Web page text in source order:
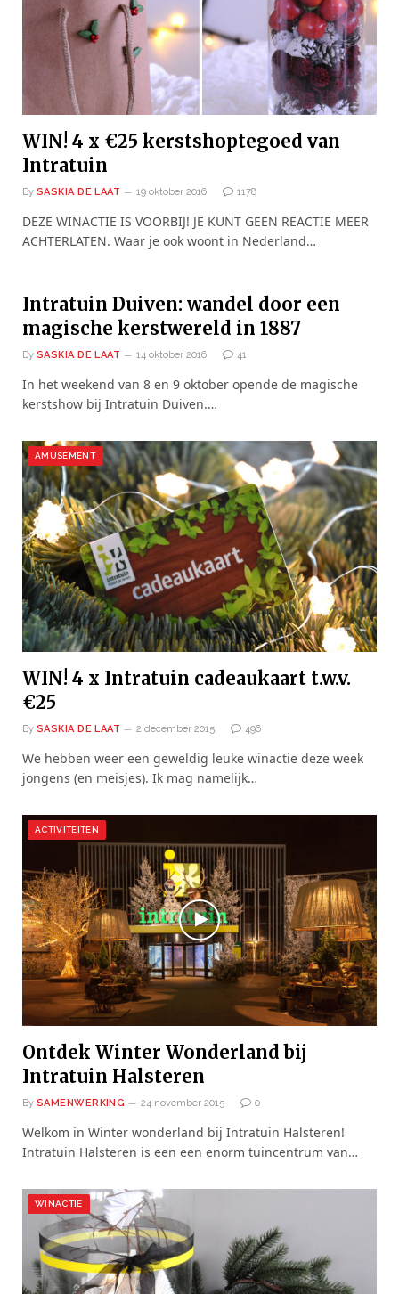
WIN! 4 x €25 kerstshoptegoed van
Intratuin
By SASKIA DE LAAT 19 oktober 2016 1178
DEZE WINACTIE IS VOORBIJ! JE KUNT GEEN REACTIE MEER
ACHTERLATEN. Waar je ook woont in Nederland…
Intratuin Duiven: wandel door een
magische kerstwereld in 1887
By SASKIA DE LAAT 14 oktober 2016 41
In het weekend van 8 en 9 oktober opende de magische
kerstshow bij Intratuin Duiven.…
AMUSEMENT
WIN! 4 x Intratuin cadeaukaart t.w.v.
€25
By SASKIA DE LAAT 2 december 2015 496
We hebben weer een geweldig leuke winactie deze week
jongens (en meisjes). Ik mag namelijk…
ACTIVITEITEN
Ontdek Winter Wonderland bij
Intratuin Halsteren
By SAMENWERKING 24 november 2015 0
Welkom in Winter wonderland bij Intratuin Halsteren!
Intratuin Halsteren is een een enorm tuincentrum van…
WINACTIE